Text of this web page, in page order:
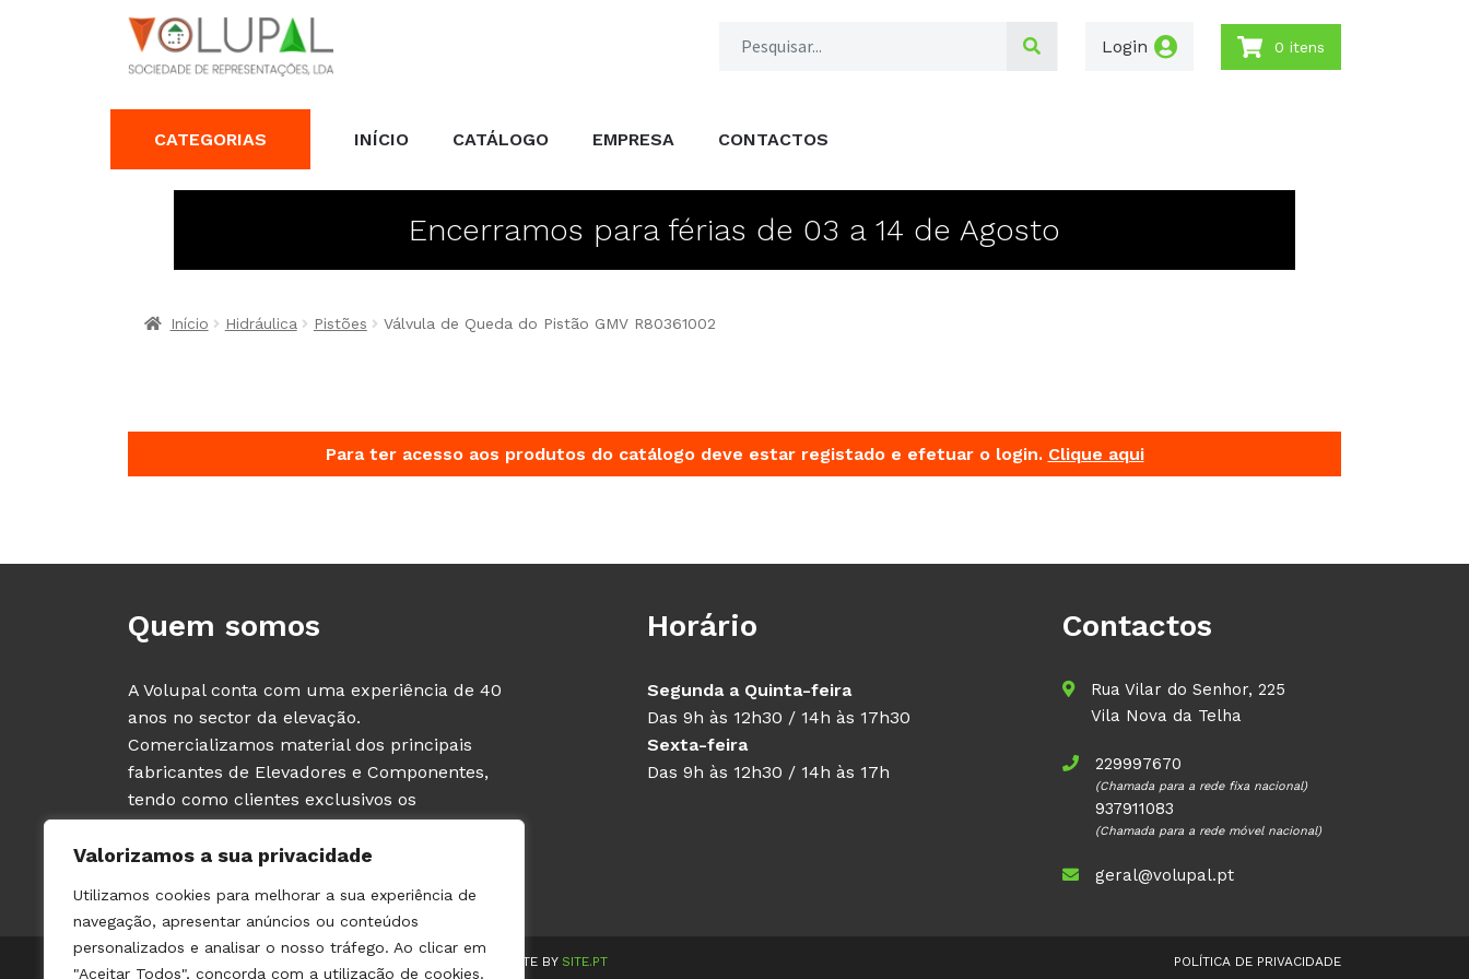
Valorizamos a sua privacidade
Utilizamos cookies para melhorar a sua experiência de
navegação, apresentar anúncios ou conteúdos
personalizados e analisar o nosso tráfego. Ao clicar em
"Aceitar Todos", concorda com a utilização de cookies.
Login 0 itens
CATEGORIAS INÍCIO CATÁLOGO EMPRESA CONTACTOS
Encerramos para férias de 03 a 14 de Agosto
Início Hidráulica Pistões Válvula de Queda do Pistão GMV R80361002
Para ter acesso aos produtos do catálogo deve estar registado e efetuar o login. Clique aqui
Quem somos
A Volupal conta com uma experiência de 40
anos no sector da elevação.
Comercializamos material dos principais
fabricantes de Elevadores e Componentes,
tendo como clientes exclusivos os
PROFISSIONAIS deste sector (fabricantes e
instaladores de ascensores).
Horário
Segunda a Quinta-feira
Das 9h às 12h30 / 14h às 17h30
Sexta-feira
Das 9h às 12h30 / 14h às 17h
Contactos
Rua Vilar do Senhor, 225
Vila Nova da Telha
229997670
(Chamada para a rede fixa nacional)
937911083
(Chamada para a rede móvel nacional)
geral@volupal.pt
© 2021 VOLUPAL | TODOS OS DIREITOS RESERVADOS | WEBSITE BY SITE.PT POLÍTICA DE PRIVACIDADE